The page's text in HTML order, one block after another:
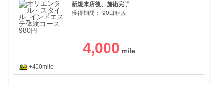
新規来店後、施術完了
獲得期間： 90日程度
4,000
+400mile